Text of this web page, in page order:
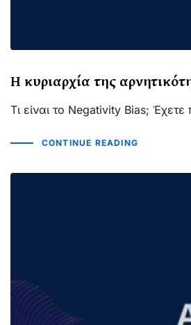
Η κυριαρχία της
Τι είναι το Negativity Bias;
CONTINUE READING